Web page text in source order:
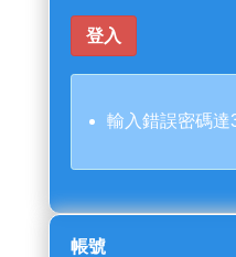
輸入錯誤密碼達
帳號